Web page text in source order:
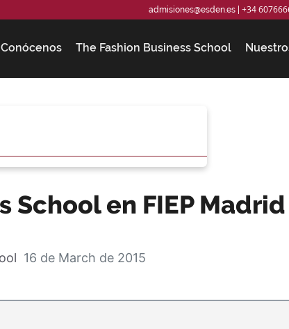
admisiones@esden.es| +34
Conócenos The Fashion Business School
School en FIEP
16 de March de 2015